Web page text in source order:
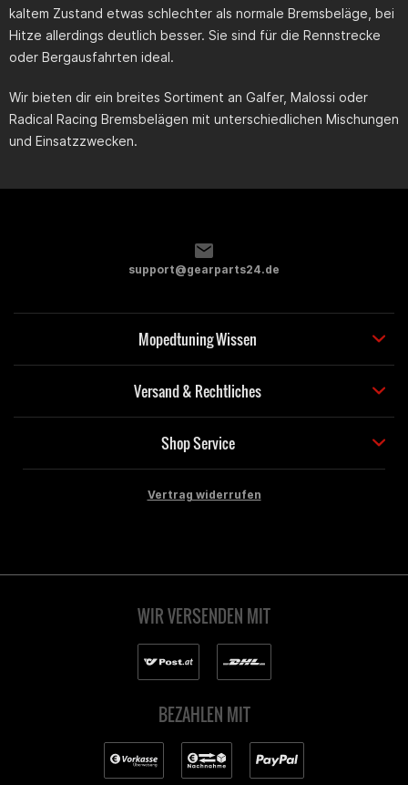
kaltem Zustand etwas schlechter als normale Bremsbeläge, bei
Hitze allerdings deutlich besser. Sie sind für die Rennstrecke
oder Bergausfahrten ideal.
Wir bieten dir ein breites Sortiment an Galfer, Malossi oder
Radical Racing Bremsbelägen mit unterschiedlichen Mischungen
und Einsatzzwecken.
support@gearparts24.de
Mopedtuning Wissen
Versand & Rechtliches
Shop Service
Vertrag widerrufen
WIR VERSENDEN MIT
BEZAHLEN MIT